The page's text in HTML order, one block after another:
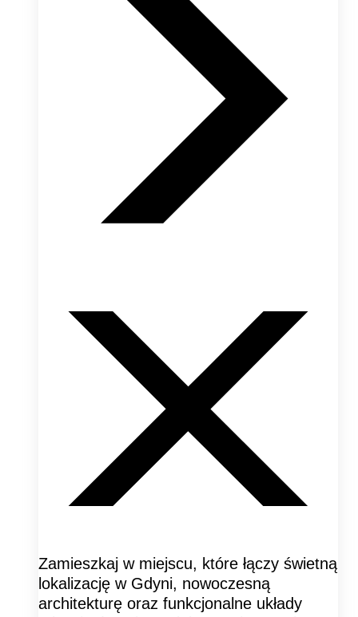
Zamieszkaj w miejscu, które łączy świetną
lokalizację w Gdyni, nowoczesną
architekturę oraz funkcjonalne układy